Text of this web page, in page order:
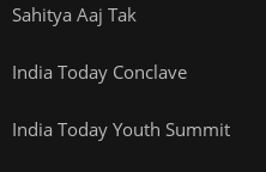
Sahitya Aaj Tak
India Today Conclave
India Today Youth Summit